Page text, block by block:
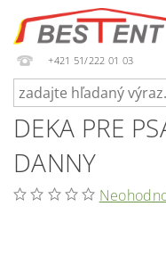
+421 51/222 01 03
DEKA PRE
DANNY